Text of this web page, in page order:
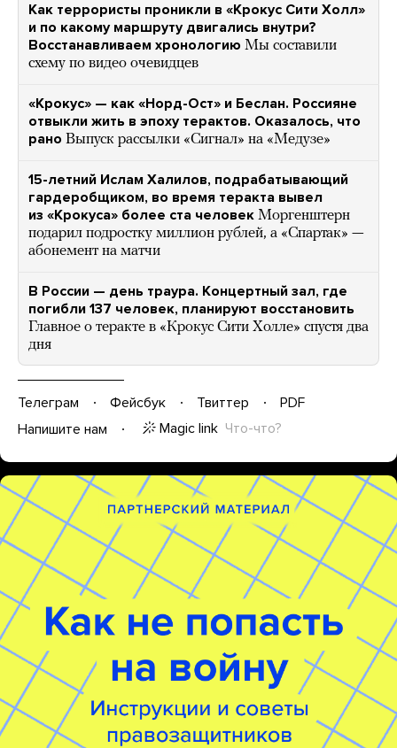
Как террористы проникли в «Крокус Сити Холл»
и по какому маршруту двигались внутри?
Восстанавливаем хронологию Мы составили
схему по видео очевидцев
«Крокус» — как «Норд-Ост» и Беслан. Россияне
отвыкли жить в эпоху терактов. Оказалось, что
рано Выпуск рассылки «Сигнал» на «Медузе»
15-летний Ислам Халилов, подрабатывающий
гардеробщиком, во время теракта вывел
из «Крокуса» более ста человек Моргенштерн
подарил подростку миллион рублей, а «Спартак» —
абонемент на матчи
В России — день траура. Концертный зал, где
погибли 137 человек, планируют восстановить
Главное о теракте в «Крокус Сити Холле» спустя два
дня
Телеграм Фейсбук Твиттер
PDF
Напишите нам
Magic link Что-что?